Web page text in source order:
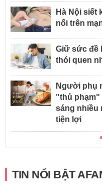
Hà Nội siết
nổi trên
Giữ sức đề
thói quen
Người phụ
"thủ phạm"
sáng nhiều
tiện lợi
TIN NỔI BẬT